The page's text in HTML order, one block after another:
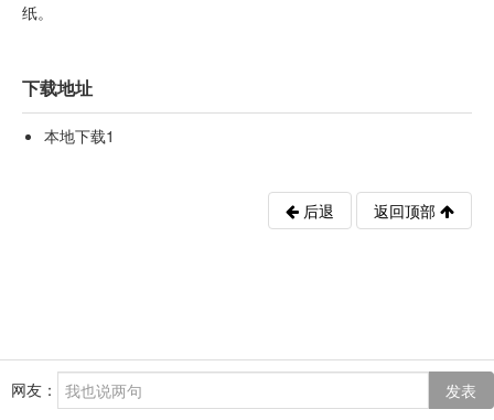
纸。
下载地址
本地下载1
后退 返回顶部
网友： 发表